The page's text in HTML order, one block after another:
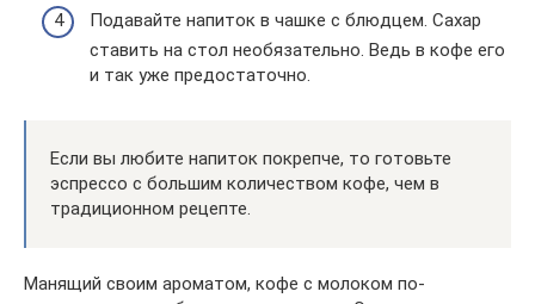
Подавайте напиток в чашке с блюдцем. Сахар
ставить на стол необязательно. Ведь в кофе его
и так уже предостаточно.
Если вы любите напиток покрепче, то готовьте
эспрессо с большим количеством кофе, чем в
традиционном рецепте.
Манящий своим ароматом, кофе с молоком по-